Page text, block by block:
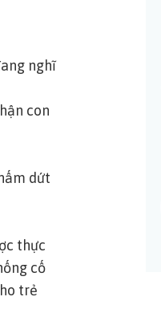
nghĩ
con
dứt
thực
cố
trẻ